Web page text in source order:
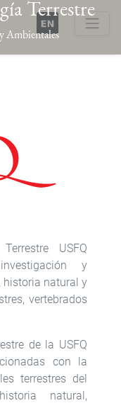
Terrestre
Ambientales
USFQ
y
historia natural y
vertebrados
de la USFQ
con la
terrestres del
natural,